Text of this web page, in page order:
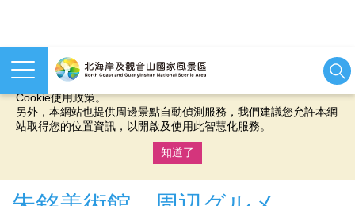
本網站使用cookies等相關技術以持續優化網站服務，並有助於為
您提供更佳的體驗，當您繼續使用本網站即表示您同意我們的
Cookie使用政策。
另外，本網站也提供周邊景點自動偵測服務，我們建議您允許本網
站取得您的位置資訊，以開啟及使用此智慧化服務。
知道了